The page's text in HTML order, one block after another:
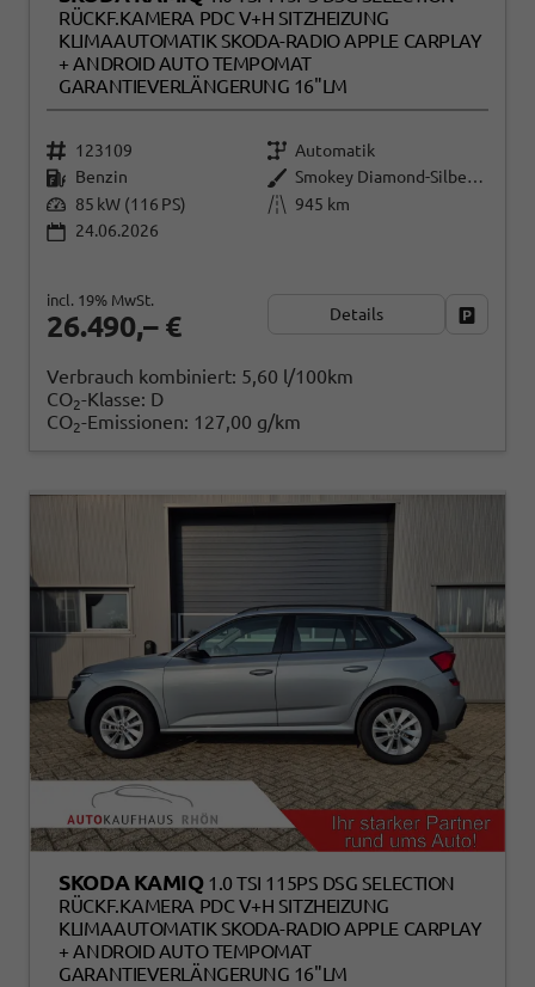
RÜCKF.KAMERA PDC V+H SITZHEIZUNG
KLIMAAUTOMATIK SKODA-RADIO APPLE CARPLAY
+ ANDROID AUTO TEMPOMAT
GARANTIEVERLÄNGERUNG 16"LM
123109
Automatik
Benzin
Smokey Diamond-Silber Metallic
85 kW (116 PS)
945 km
24.06.2026
26.490,– €
incl. 19% MwSt.
Details
Verbrauch kombiniert: 5,60 l/100km
CO2-Klasse: D
CO2-Emissionen: 127,00 g/km
SKODA KAMIQ 1.0 TSI 115PS DSG SELECTION
RÜCKF.KAMERA PDC V+H SITZHEIZUNG
KLIMAAUTOMATIK SKODA-RADIO APPLE CARPLAY
+ ANDROID AUTO TEMPOMAT
GARANTIEVERLÄNGERUNG 16"LM